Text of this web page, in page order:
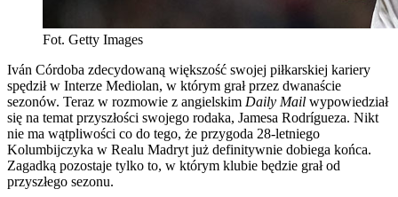
Fot. Getty Images
Iván Córdoba zdecydowaną większość swojej piłkarskiej kariery
spędził w Interze Mediolan, w którym grał przez dwanaście
sezonów. Teraz w rozmowie z angielskim Daily Mail wypowiedział
się na temat przyszłości swojego rodaka, Jamesa Rodrígueza. Nikt
nie ma wątpliwości co do tego, że przygoda 28-letniego
Kolumbijczyka w Realu Madryt już definitywnie dobiega końca.
Zagadką pozostaje tylko to, w którym klubie będzie grał od
przyszłego sezonu.